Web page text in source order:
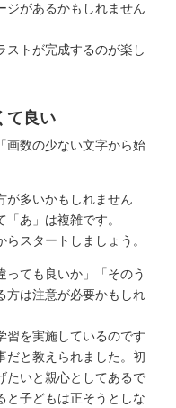
ジがあるかもしれません
ストが完成するのが楽し
て良い
画数の少ない文字から始
が多いかもしれません
あ」は複雑です。
らスタートしましょう。
っても良いか」「そのう
方は注意が必要かもしれ
習を実施しているのです
だと教えられました。初
たいと親心としてあるで
と子どもは正そうとしな